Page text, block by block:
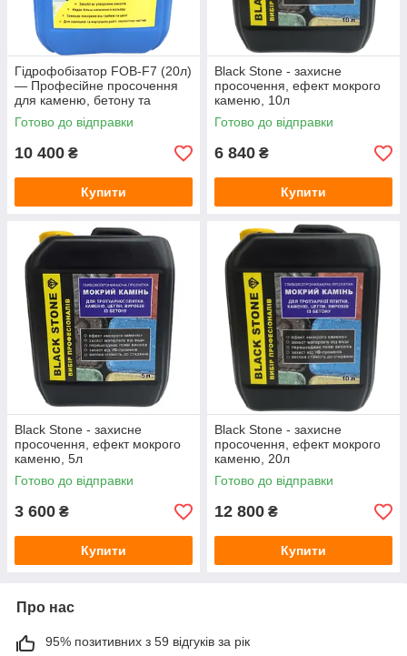
Гідрофобізатор FOB-F7 (20л)
— Професійне просочення
для каменю, бетону та
тротуарної плитки (захист від
висолів)
Готово до відправки
10 400 ₴
Купити
Black Stone - захисне
просочення, ефект мокрого
каменю, 10л
Готово до відправки
6 840 ₴
Купити
Black Stone - захисне
просочення, ефект мокрого
каменю, 5л
Готово до відправки
3 600 ₴
Купити
Black Stone - захисне
просочення, ефект мокрого
каменю, 20л
Готово до відправки
12 800 ₴
Купити
Про нас
95% позитивних з 59 відгуків за рік